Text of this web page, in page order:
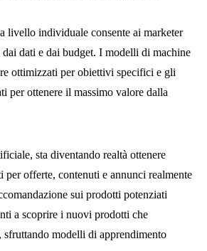
livello individuale consente ai marketer
dati e dai budget. I modelli di machine
ottimizzati per obiettivi specifici e gli
per ottenere il massimo valore dalla
sta diventando realtà ottenere
per offerte, contenuti e annunci realmente
sui prodotti potenziati
a scoprire i nuovi prodotti che
sfruttando modelli di apprendimento